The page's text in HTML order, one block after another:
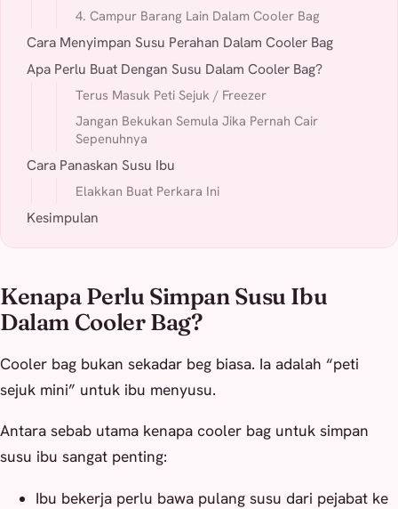
4. Campur Barang Lain Dalam Cooler Bag
Cara Menyimpan Susu Perahan Dalam Cooler Bag
Apa Perlu Buat Dengan Susu Dalam Cooler Bag?
Terus Masuk Peti Sejuk / Freezer
Jangan Bekukan Semula Jika Pernah Cair
Sepenuhnya
Cara Panaskan Susu Ibu
Elakkan Buat Perkara Ini
Kesimpulan
Kenapa Perlu Simpan Susu Ibu
Dalam Cooler Bag?
Cooler bag bukan sekadar beg biasa. Ia adalah “peti
sejuk mini” untuk ibu menyusu.
Antara sebab utama kenapa cooler bag untuk simpan
susu ibu sangat penting:
Ibu bekerja perlu bawa pulang susu dari pejabat ke